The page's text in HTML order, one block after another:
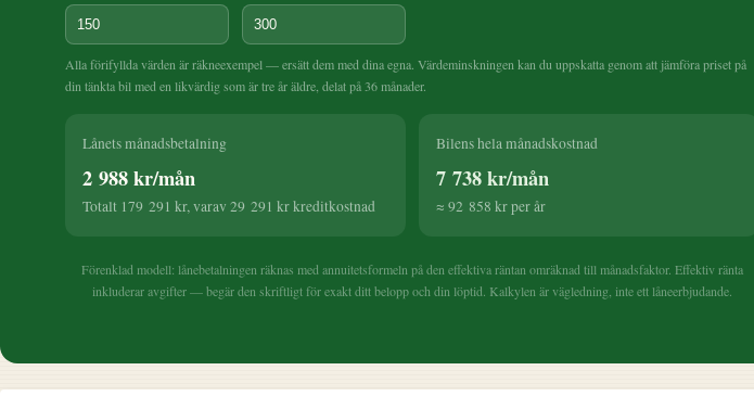
Alla förifyllda värden är räkneexempel — ersätt dem med dina egna. Värdeminskningen kan du uppskatta genom att jämföra priset på
din tänkta bil med en likvärdig som är tre år äldre, delat på 36 månader.
Lånets månadsbetalning
2 988 kr/mån
Totalt 179 291 kr, varav 29 291 kr kreditkostnad
Bilens hela månadskostnad
7 738 kr/mån
≈ 92 858 kr per år
Förenklad modell: lånebetalningen räknas med annuitetsformeln på den effektiva räntan omräknad till månadsfaktor. Effektiv ränta
inkluderar avgifter — begär den skriftligt för exakt ditt belopp och din löptid. Kalkylen är vägledning, inte ett låneerbjudande.